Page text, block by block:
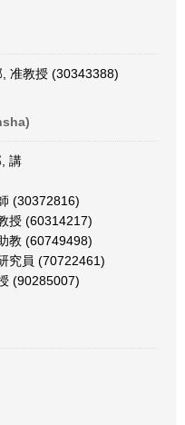
准教授 (30343388)
講
(30372816)
授 (60314217)
教 (60749498)
究員 (70722461)
(90285007)